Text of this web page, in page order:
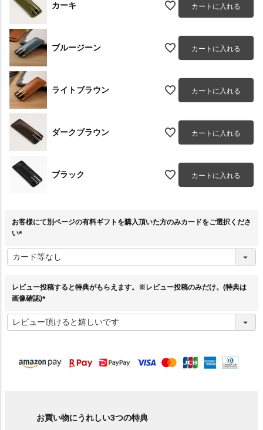
カーキ カートに入れる
ブルージーン カートに入れる
ライトブラウン カートに入れる
ダークブラウン カートに入れる
ブラック カートに入れる
お客様にて別ページの有料ギフトを購入頂いた方のみカードをご選択くださ
い
必
須
レビュー投稿すると特典がもらえます。※レビュー投稿のみだけ。(特典は
画像確認)
必
須
お買い物にうれしい3つの特典